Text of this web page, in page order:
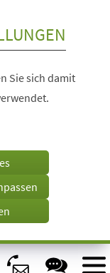
Sie sich damit